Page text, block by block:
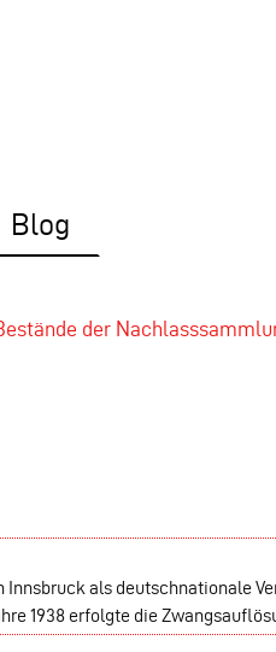
Blog
der
Innsbruck als deutschnationale
1938 erfolgte die